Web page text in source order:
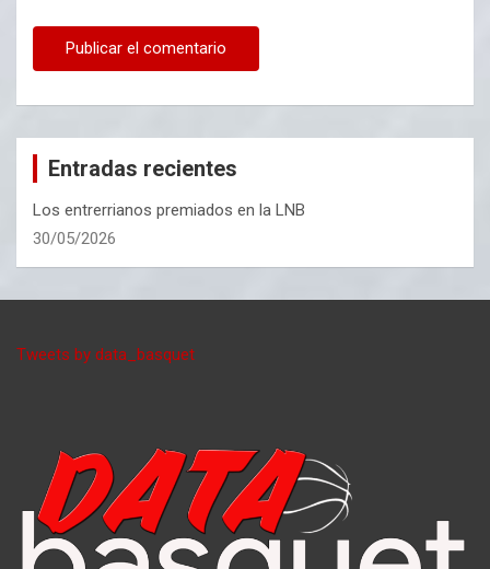
Entradas recientes
Los entrerrianos premiados en la LNB
30/05/2026
Tweets by data_basquet